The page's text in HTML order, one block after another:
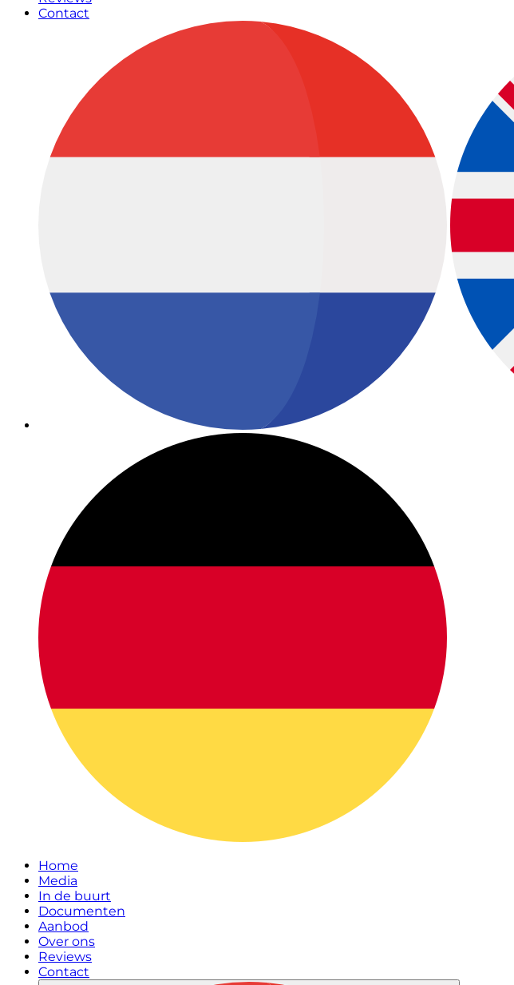
Contact
Home
Media
In de buurt
Documenten
Aanbod
Over ons
Reviews
Contact